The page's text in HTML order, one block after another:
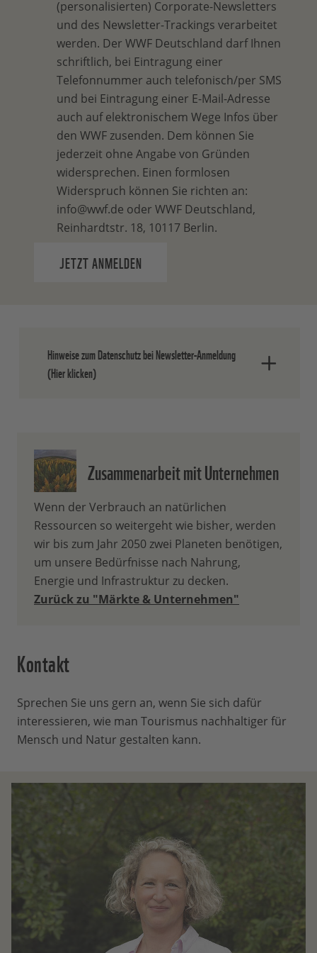
(personalisierten) Corporate-Newsletters
und des Newsletter-Trackings verarbeitet
werden. Der WWF Deutschland darf Ihnen
schriftlich, bei Eintragung einer
Telefonnummer auch telefonisch/per SMS
und bei Eintragung einer E-Mail-Adresse
auch auf elektronischem Wege Infos über
den WWF zusenden. Dem können Sie
jederzeit ohne Angabe von Gründen
widersprechen. Einen formlosen
Widerspruch können Sie richten an:
info@wwf.de oder WWF Deutschland,
Reinhardtstr. 18, 10117 Berlin.
JETZT ANMELDEN
Hinweise zum Datenschutz bei Newsletter-Anmeldung
(Hier klicken)
Anmeldung bestätigen müssen.
Ihre Einwilligung können Sie jederzeit
ohne Angabe von Gründen widerrufen.
Einen formlosen Widerruf können Sie
entweder über den Abmeldelink in jedem
Newsletter oder durch eine E-Mail an
info(at)wwf.deoder schriftlich an WWF
Deutschland Reinhardstr. 18, 10117 Berlin
Daten künftig nicht mehr für die Zwecke
des Versands des Newsletters
Wir wollen Ihnen nur Interessantes und
Spannendes schicken und arbeiten
im Newsletter klicken und wie Sie sich auf
unserer Website bewegen. Die
gesammelten Daten dienen dazu,
personenbezogene Nutzerprofile zu
erstellen. Auf diese Weise versuchen wir,
den Newsletter-Service für Sie stetig zu
verbessern und noch individueller über
unsere Naturschutzprojekte, Erfolge und
Zusammenarbeit mit Unternehmen
Wenn der Verbrauch an natürlichen
Ressourcen so weitergeht wie bisher, werden
wir bis zum Jahr 2050 zwei Planeten benötigen,
um unsere Bedürfnisse nach Nahrung,
Energie und Infrastruktur zu decken.
Zurück zu "Märkte & Unternehmen"
Kontakt
Sprechen Sie uns gern an, wenn Sie sich dafür
interessieren, wie man Tourismus nachhaltiger für
Mensch und Natur gestalten kann.